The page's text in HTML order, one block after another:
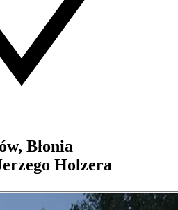
Błonia
Holzera